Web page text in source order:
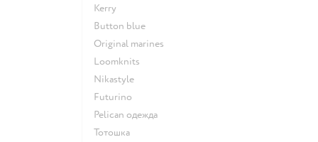
Kerry
Button blue
Original marines
Loomknits
Nikastyle
Futurino
Pelican одежда
Тотошка